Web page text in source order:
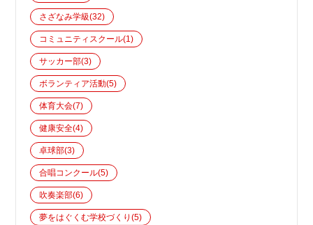
さざなみ学級(32)
コミュニティスクール(1)
サッカー部(3)
ボランティア活動(5)
体育大会(7)
健康安全(4)
卓球部(3)
合唱コンクール(5)
吹奏楽部(6)
夢をはぐくむ学校づくり(5)